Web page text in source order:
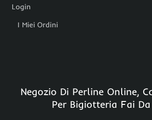
Login
I Miei Ordini
Negozio Di Perline Online,
Per Bigiotteria Fai Da